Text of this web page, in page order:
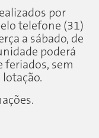
por
telefone (31)
a sábado, de
poderá
feriados, sem